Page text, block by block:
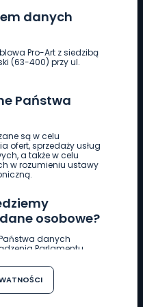
danych
Pro-Art z siedzibą
(63-400) przy ul.
Państwa
są w celu
ofert, sprzedaży usług
a także w celu
w rozumieniu ustawy
osobowe?
danych
Parlamentu
w związku z
w sprawie
oraz uchylenia